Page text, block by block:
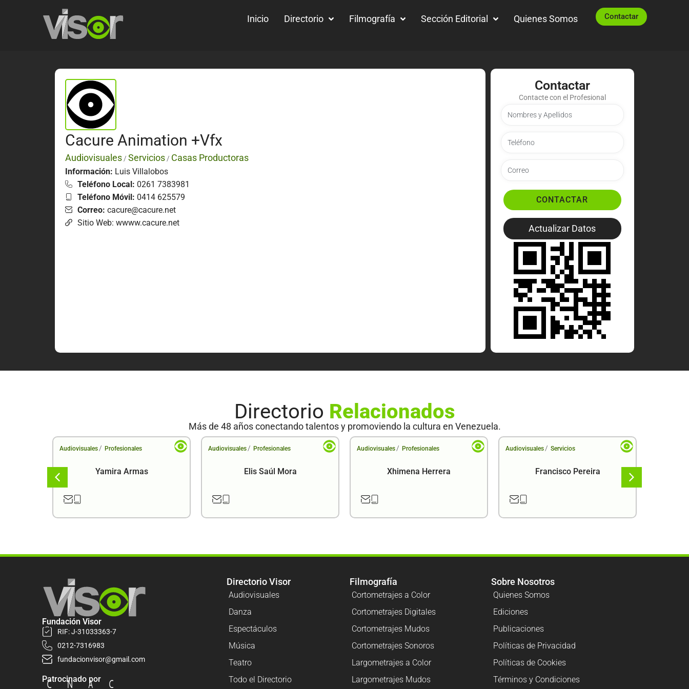
Inicio Directorio Filmografía Sección Editorial Quienes Somos Contactar
Cacure Animation +Vfx
Audiovisuales / Servicios / Casas Productoras
Información: Luis Villalobos
Teléfono Local: 0261 7383981
Teléfono Móvil: 0414 625579
Correo: cacure@cacure.net
Sitio Web: wwww.cacure.net
Contactar
Contacte con el Profesional
CONTACTAR
Actualizar Datos
Directorio Relacionados
Más de 48 años conectando talentos y promoviendo la cultura en Venezuela.
Audiovisuales / Profesionales
Yamira Armas
Audiovisuales / Profesionales
Elis Saúl Mora
Audiovisuales / Profesionales
Xhimena Herrera
Audiovisuales / Servicios
Francisco Pereira
Fundación Visor
RIF: J-31033363-7
0212-7316983
fundacionvisor@gmail.com
Patrocinado por
Directorio Visor
Audiovisuales
Danza
Espectáculos
Música
Teatro
Todo el Directorio
Filmografía
Cortometrajes a Color
Cortometrajes Digitales
Cortometrajes Mudos
Cortometrajes Sonoros
Largometrajes a Color
Largometrajes Mudos
Sobre Nosotros
Quienes Somos
Ediciones
Publicaciones
Políticas de Privacidad
Políticas de Cookies
Términos y Condiciones